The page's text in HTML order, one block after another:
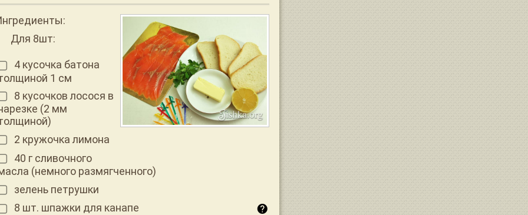
Для 8шт:
4 кусочка батона
1 см
8 кусочков лосося в
(2 мм
2 кружочка лимона
40 г сливочного
(немного размягченного)
зелень петрушки
8 шт. шпажки для канапе